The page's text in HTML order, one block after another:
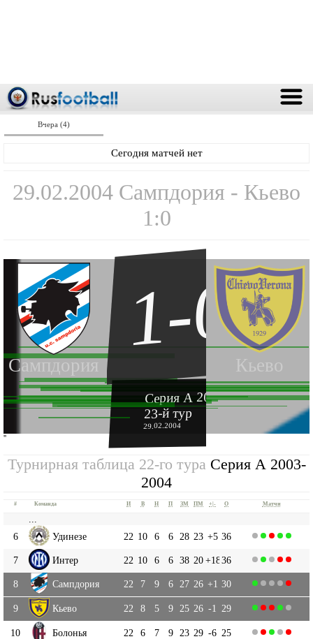
Вчера (4)
Сегодня матчей нет
29.02.2004 Сампдория - Кьево
1:0
Сампдория Кьево
1-0
Серия А 2003-2004
23-й тур
29.02.2004
''
Турнирная таблица 22-го тура Серия А 2003-
2004
# Команда И В Н П ЗМ ПМ +|- О Матчи
6
Удинезе 22 10 6 6 28 23 +5 36
7 Интер 22 10 6 6 38 20+1836
8 Сампдория 22 7 9 6 27 26 +1 30
9 Кьево 22 8 5 9 25 26 -1 29
10 Болонья 22 6 7 9 23 29 -6 25